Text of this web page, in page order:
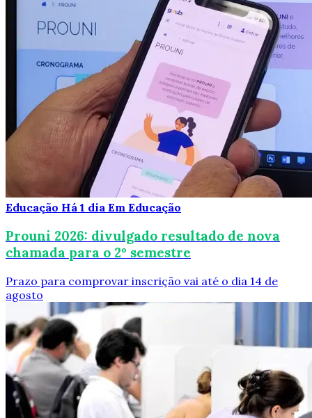
Educação Há 1 dia Em Educação
Prouni 2026: divulgado resultado de nova
chamada para o 2º semestre
Prazo para comprovar inscrição vai até o dia 14 de
agosto